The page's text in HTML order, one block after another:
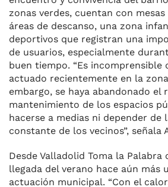
zonas verdes, cuentan con
áreas de descanso, una zona
deportivos que registran una
de usuarios, especialmente
buen tiempo. “Es incomprensible
actuado recientemente en la
embargo, se haya abandonado el
mantenimiento de los espacios
hacerse a medias ni depender de
constante de los vecinos”, señala
Desde Valladolid Toma la Palabra
llegada del verano hace aún más
actuación municipal. “Con el